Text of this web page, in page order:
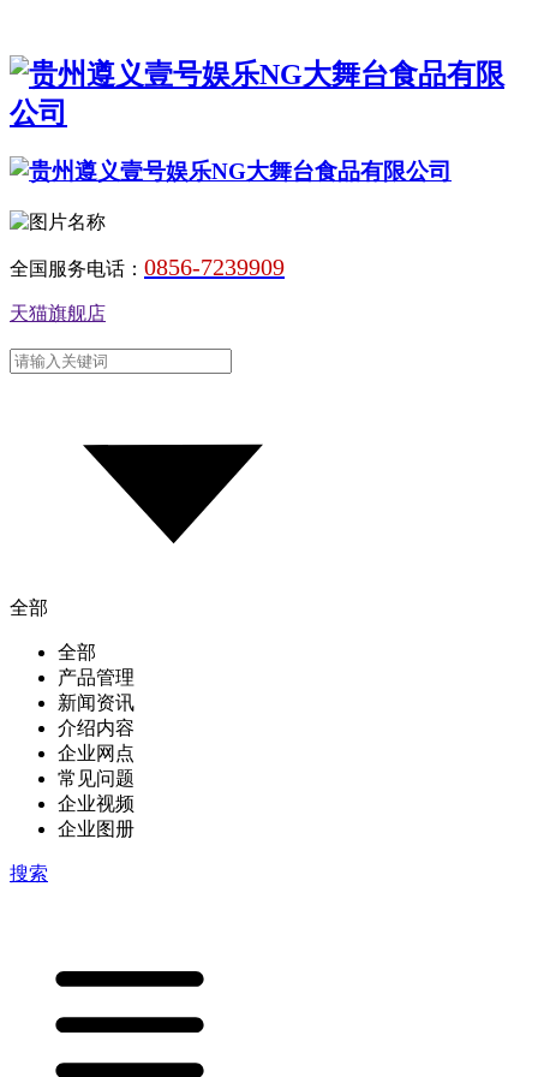
全国服务电话： 0856-7239909
天猫旗舰店
全部
全部
产品管理
新闻资讯
介绍内容
企业网点
常见问题
企业视频
企业图册
搜索